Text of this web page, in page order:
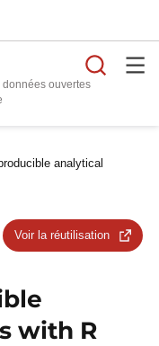
données ouvertes
analytical
Voir la réutilisation
with R